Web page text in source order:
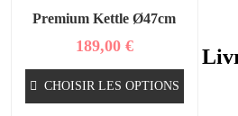
Premium Kettle Ø47cm
189,00 €
CHOISIR LES OPTIONS